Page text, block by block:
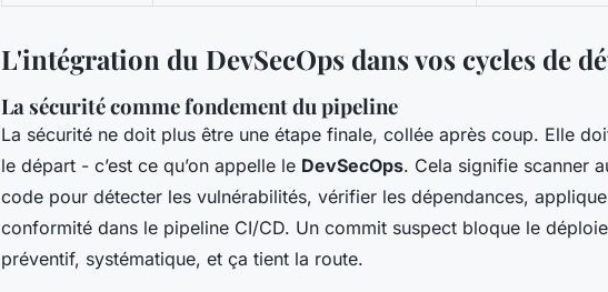
L'intégration du DevSecOps dans vos cycles de
La sécurité comme fondement du pipeline
La sécurité ne doit plus être une étape finale, collée après coup. Elle
le départ - c’est ce qu’on appelle le DevSecOps. Cela signifie scanner
code pour détecter les vulnérabilités, vérifier les dépendances,
conformité dans le pipeline CI/CD. Un commit suspect bloque le
préventif, systématique, et ça tient la route.